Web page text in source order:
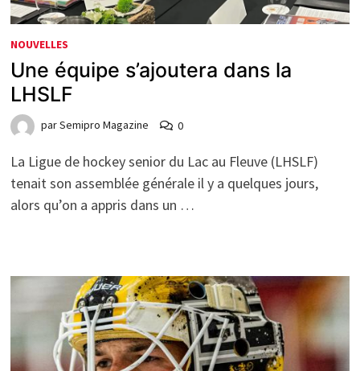
NOUVELLES
Une équipe s’ajoutera dans la
LHSLF
parSemipro Magazine 0
La Ligue de hockey senior du Lac au Fleuve (LHSLF)
tenait son assemblée générale il y a quelques jours,
alors qu’on a appris dans un …